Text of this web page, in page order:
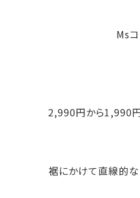
Ms
2,990円から1,990
裾にかけて直線的な